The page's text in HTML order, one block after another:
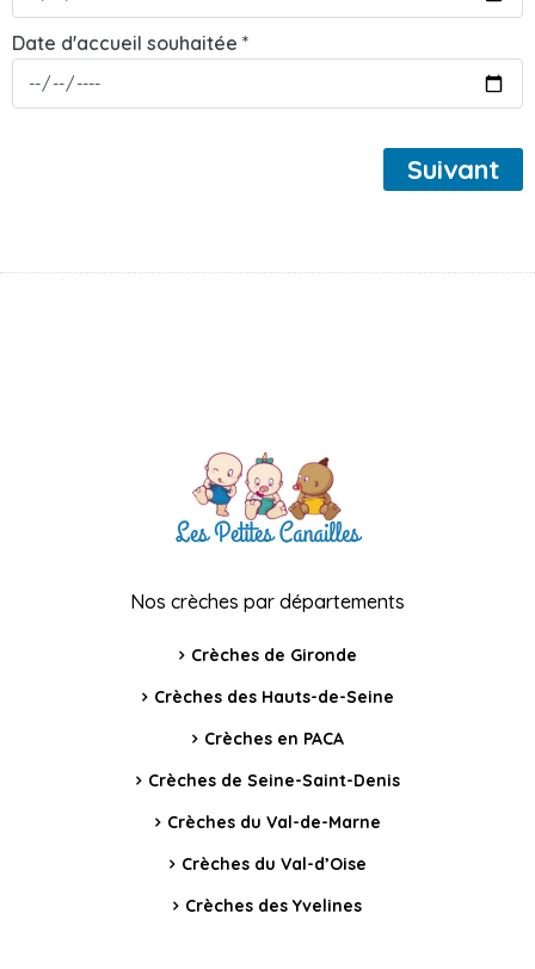
Date d'accueil souhaitée *
Suivant
Nos crèches par départements
Crèches de Gironde
Crèches des Hauts-de-Seine
Crèches en PACA
Crèches de Seine-Saint-Denis
Crèches du Val-de-Marne
Crèches du Val-d’Oise
Crèches des Yvelines